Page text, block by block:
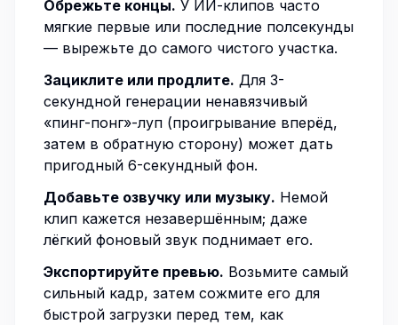
Обрежьте концы. У ИИ-клипов часто
мягкие первые или последние полсекунды
— вырежьте до самого чистого участка.
Зациклите или продлите. Для 3-
секундной генерации ненавязчивый
«пинг-понг»-луп (проигрывание вперёд,
затем в обратную сторону) может дать
пригодный 6-секундный фон.
Добавьте озвучку или музыку. Немой
клип кажется незавершённым; даже
лёгкий фоновый звук поднимает его.
Экспортируйте превью. Возьмите самый
сильный кадр, затем сожмите его для
быстрой загрузки перед тем, как